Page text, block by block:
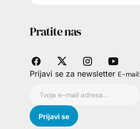
Pratite nas
Prijavi se za newsletter E-mail: